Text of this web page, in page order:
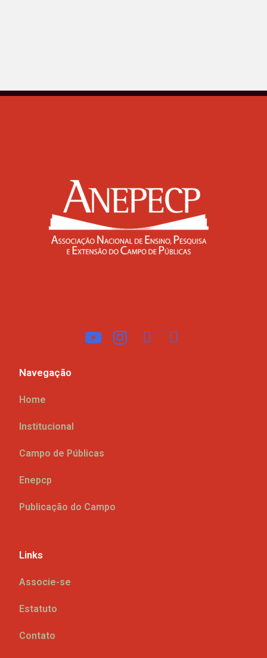
Navegação
Home
Institucional
Campo de Públicas
Enepcp
Publicação do Campo
Links
Associe-se
Estatuto
Contato